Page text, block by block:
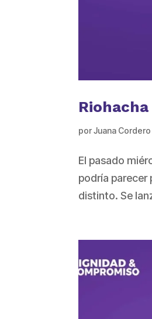
porJuana Cordero
El pasado
podría parecer
distinto. Se